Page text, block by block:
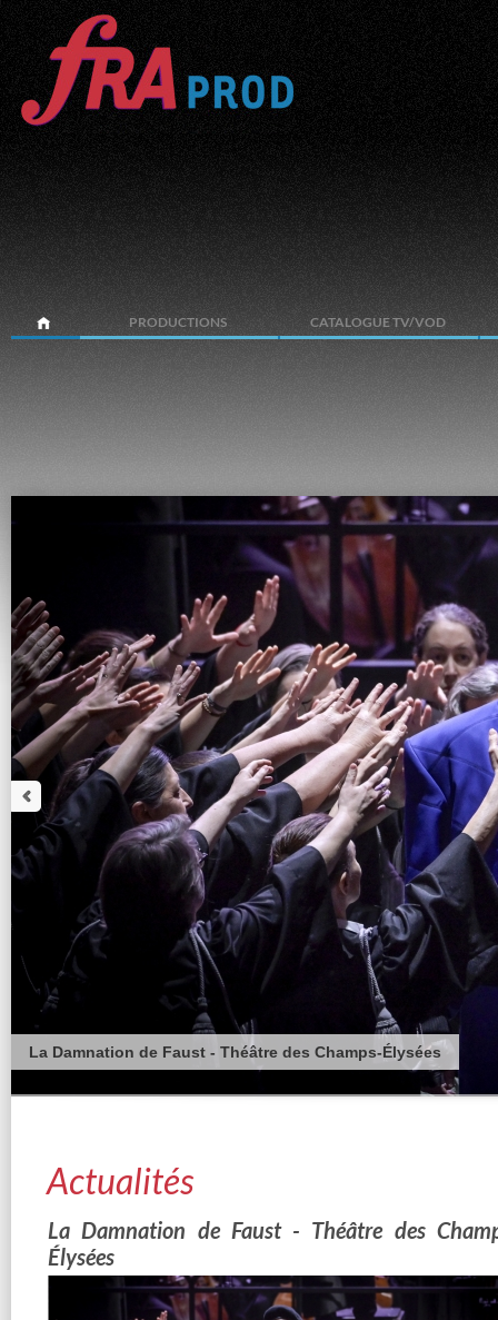
PRODUCTIONS CATALOGUE TV/VOD
La Damnation de Faust - Théâtre des Champs-Élysées
Actualités
La Damnation de Faust - Théâtre des
Élysées